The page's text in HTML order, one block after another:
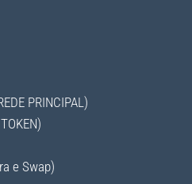
PRINCIPAL)
e Swap)